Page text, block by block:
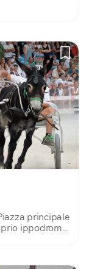
principale
ippodromo,